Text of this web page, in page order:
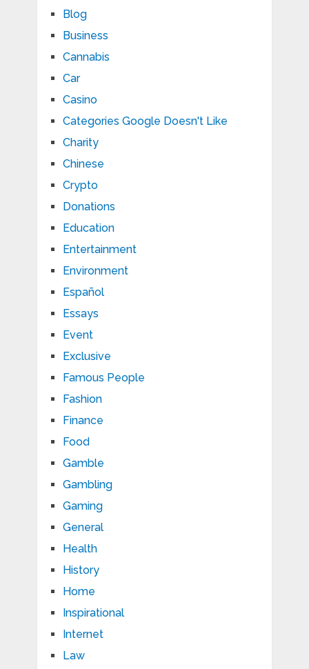
Blog
Business
Cannabis
Car
Casino
Categories Google Doesn't Like
Charity
Chinese
Crypto
Donations
Education
Entertainment
Environment
Español
Essays
Event
Exclusive
Famous People
Fashion
Finance
Food
Gamble
Gambling
Gaming
General
Health
History
Home
Inspirational
Internet
Law